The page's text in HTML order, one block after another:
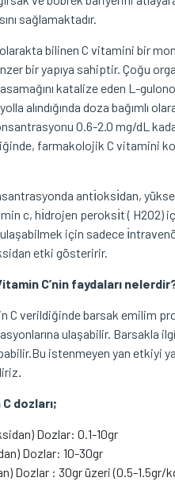
sağlamaktadır.
bilinen C vitamini bir
bir yapıya sahiptir. Çoğu
katalize eden L-
alındığında doza bağımlı
0.6-2.0 mg/dL
farmakolojik C vitamini
antı̇oksı̇dan,
c, hı̇drojen peroksı̇t (
için sadece
etki gösteririr.
C’nin faydaları
C verildiğinde barsak emilim
ulaşabilir. Barsakla
istenmeyen yan
.
dozları;
Dozlar: 0.1-10gr
Dozlar: 10-30gr
Dozlar : 30gr üzeri (0.5-